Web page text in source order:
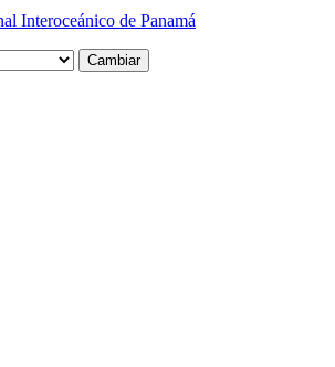
Interoceánico de Panamá